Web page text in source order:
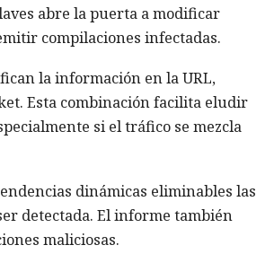
abre la puerta a modificar
compilaciones infectadas.
la información en la URL,
Esta combinación facilita eludir
si el tráfico se mezcla
dinámicas eliminables las
detectada. El informe también
maliciosas.